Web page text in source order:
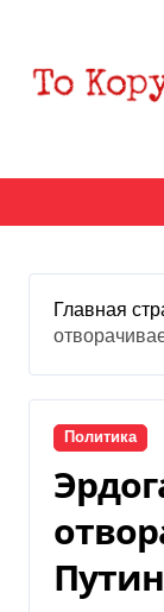
содержанию
Главная
Политика